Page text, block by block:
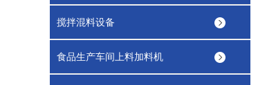
搅拌混料设备
食品生产车间上料加料机